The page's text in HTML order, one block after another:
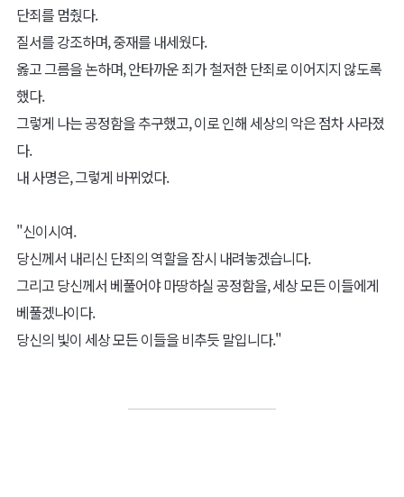
단죄를 멈췄다.
질서를 강조하며, 중재를 내세웠다.
옳고 그름을 논하며, 안타까운 죄가 철저한 단죄로 이어지지 않도록
했다.
그렇게 나는 공정함을 추구했고, 이로 인해 세상의 악은 점차 사라졌
다.
내 사명은, 그렇게 바뀌었다.
"신이시여.
당신께서 내리신 단죄의 역할을 잠시 내려놓겠습니다.
그리고 당신께서 베풀어야 마땅하실 공정함을, 세상 모든 이들에게
베풀겠나이다.
당신의 빛이 세상 모든 이들을 비추듯 말입니다."